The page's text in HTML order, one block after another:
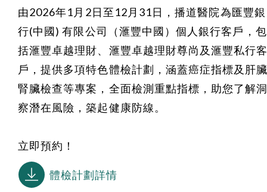
由2026年1月2日至12月31日，播道醫院為匯豐銀
行(中國) 有限公司（滙豐中國）個人銀行客戶，包
括滙豐卓越理財、滙豐卓越理財尊尚及滙豐私行
戶，提供多項特色體檢計劃，涵蓋癌症指標及肝
腎臟檢查等專案，全面檢測重點指標，助您了解
察潛在風險，築起健康防線。
立即預約！
體檢計劃詳情